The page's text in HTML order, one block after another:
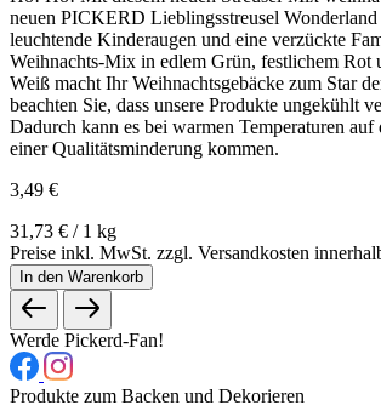
neuen PICKERD Lieblingsstreusel
leuchtende Kinderaugen und eine verzückte
Weihnachts-Mix in edlem Grün, festlichem Rot
Weiß macht Ihr Weihnachtsgebäcke zum Star
beachten Sie, dass unsere Produkte ungekühlt
Dadurch kann es bei warmen Temperaturen auf
einer Qualitätsminderung kommen.
3,49 €
31,73 € / 1 kg
Preise inkl. MwSt. zzgl. Versandkosten
In den Warenkorb
Werde Pickerd-Fan!
Produkte zum Backen und Dekorieren